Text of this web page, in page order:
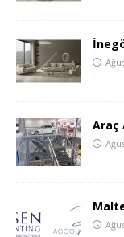
Araç